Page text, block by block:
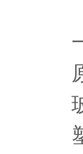
一
原
玻
塑